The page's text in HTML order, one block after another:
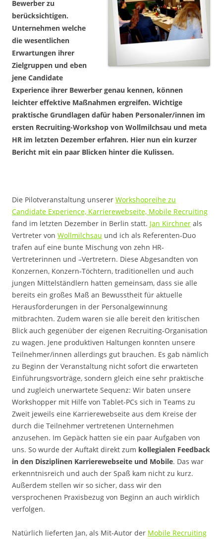
Bewerber zu
berücksichtigen.
Unternehmen welche
die wesentlichen
Erwartungen ihrer
Zielgruppen und eben
jene Candidate
Experience ihrer Bewerber genau kennen, können
leichter effektive Maßnahmen ergreifen. Wichtige
praktische Grundlagen dafür haben Personaler/innen im
ersten Recruiting-Workshop von Wollmilchsau und meta
HR im letzten Dezember erfahren. Hier nun ein kurzer
Bericht mit ein paar Blicken hinter die Kulissen.
Die Pilotveranstaltung unserer Workshopreihe zu
Candidate Experience, Karrierewebseite, Mobile Recruiting
fand im letzten Dezember in Berlin statt. Jan Kirchner als
Vertreter von Wollmilchsau und ich als Referenten-Duo
trafen auf eine bunte Mischung von zehn HR-
Vertreterinnen und –Vertretern. Diese Abgesandten von
Konzernen, Konzern-Töchtern, traditionellen und auch
jungen Mittelständlern hatten gemeinsam, dass sie alle
bereits ein großes Maß an Bewusstheit für aktuelle
Herausforderungen in der Personalgewinnung
mitbrachten. Zudem waren sie alle bereit den kritischen
Blick auch gegenüber der eigenen Recruiting-Organisation
zu wagen. Jene produktiven Haltungen konnten unsere
Teilnehmer/innen allerdings gut brauchen. Es gab nämlich
zu Beginn der Veranstaltung nicht sofort die erwarteten
Einführungsvorträge, sondern gleich eine sehr praktische
und zugleich unerwartete Sequenz: Wir baten unsere
Workshopper mit Hilfe von Tablet-PCs sich in Teams zu
Zweit jeweils eine Karrierewebseite aus dem Kreise der
durch die Teilnehmer vertretenen Unternehmen
anzusehen. Im Gepäck hatten sie ein paar Aufgaben von
uns. So wurde der Auftakt direkt zum kollegialen Feedback
in den Disziplinen Karrierewebseite und Mobile. Das war
erkenntnisreich und auch der Spaß kam nicht zu kurz.
Außerdem stellen wir so sicher, dass wir den
versprochenen Praxisbezug von Beginn an auch wirklich
verfolgen.
Natürlich lieferten Jan, als Mit-Autor der Mobile Recruiting